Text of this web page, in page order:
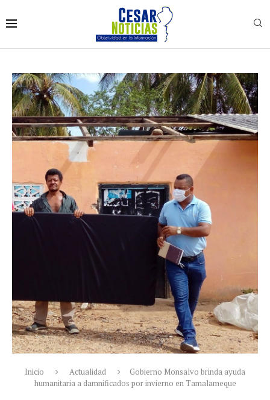
Inicio Actualidad
Gobierno Monsalvo brinda ayuda
humanitaria a damnificados por invierno en Tamalameque